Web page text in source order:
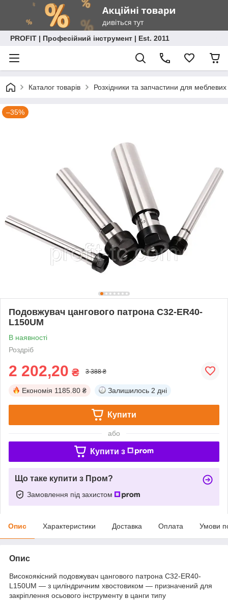
PROFIT | Професійний інструмент | Est. 2011
Каталог товарів Розхідники та запчастини для
–35%
Подовжувач цангового патрона C32-ER40-
L150UM
В наявності
Роздріб
2 202,20 ₴ 3 388 ₴
Економія 1185.80 ₴ Залишилось 2 дні
Купити
або
Купити з
Що таке купити з Пром?
Замовлення під захистом
Опис Характеристики Доставка Оплата Умови
Опис
Високоякісний подовжувач цангового патрона C32-ER40-
L150UM — з циліндричним хвостовиком — призначений для
закріплення осьового інструменту в цанги типу